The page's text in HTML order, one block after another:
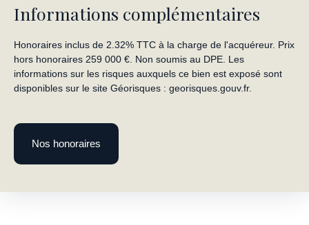
Informations complémentaires
Honoraires inclus de 2.32% TTC à la charge de l'acquéreur. Prix
hors honoraires 259 000 €. Non soumis au DPE. Les
informations sur les risques auxquels ce bien est exposé sont
disponibles sur le site Géorisques : georisques.gouv.fr.
Nos honoraires